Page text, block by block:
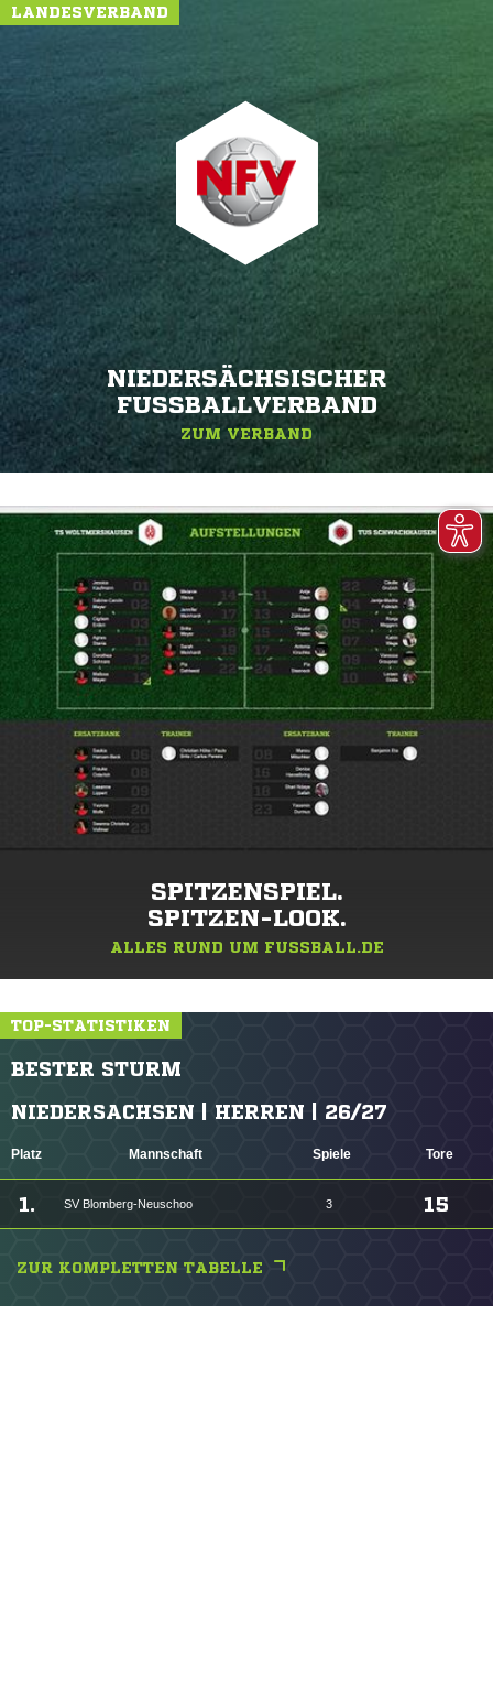
LANDESVERBAND
NIEDERSÄCHSISCHER
FUSSBALLVERBAND
ZUM VERBAND
SPITZENSPIEL.
SPITZEN-LOOK.
ALLES RUND UM FUSSBALL.DE
TOP-STATISTIKEN
BESTER STURM
NIEDERSACHSEN | HERREN | 26/27
Platz Mannschaft Spiele Tore
1. SV Blomberg-Neuschoo 3 15
ZUR KOMPLETTEN TABELLE